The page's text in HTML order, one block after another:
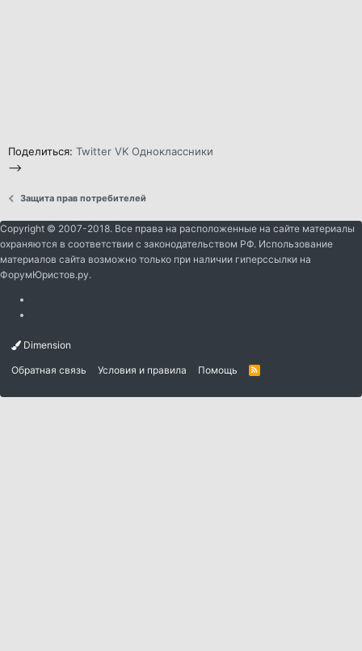
Поделиться: Twitter VK Одноклассники
-->
Защита прав потребителей
Copyright © 2007-2018. Все права на расположенные на сайте материалы
охраняются в соответствии с законодательством РФ. Использование
материалов сайта возможно только при наличии гиперссылки на
ФорумЮристов.ру.
Dimension
Обратная связь Условия и правила Помощь